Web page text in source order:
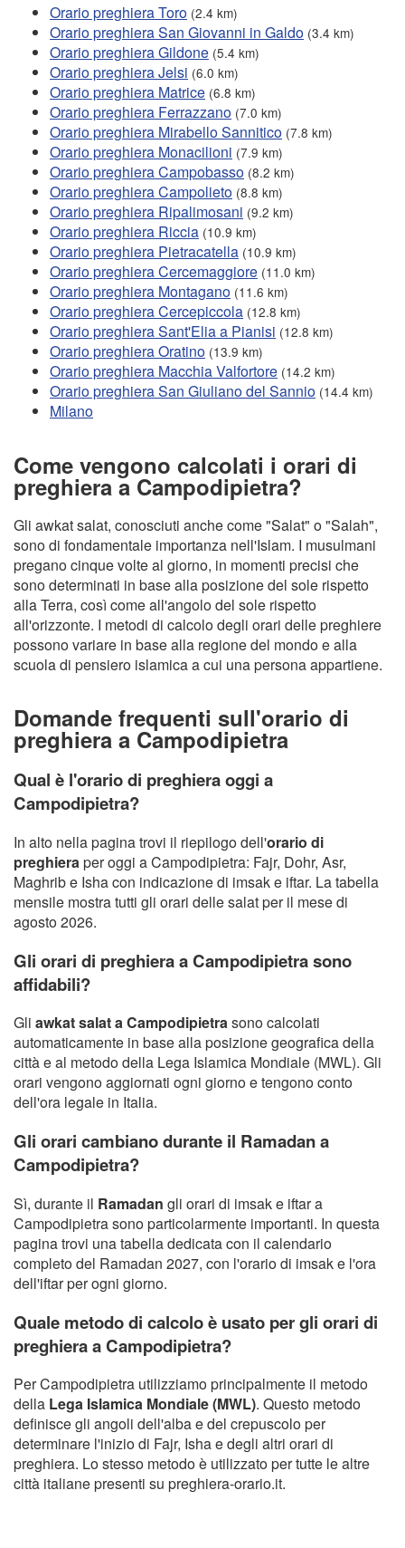
Orario preghiera Toro (2.4 km)
Orario preghiera San Giovanni in Galdo (3.4 km)
Orario preghiera Gildone (5.4 km)
Orario preghiera Jelsi (6.0 km)
Orario preghiera Matrice (6.8 km)
Orario preghiera Ferrazzano (7.0 km)
Orario preghiera Mirabello Sannitico (7.8 km)
Orario preghiera Monacilioni (7.9 km)
Orario preghiera Campobasso (8.2 km)
Orario preghiera Campolieto (8.8 km)
Orario preghiera Ripalimosani (9.2 km)
Orario preghiera Riccia (10.9 km)
Orario preghiera Pietracatella (10.9 km)
Orario preghiera Cercemaggiore (11.0 km)
Orario preghiera Montagano (11.6 km)
Orario preghiera Cercepiccola (12.8 km)
Orario preghiera Sant'Elia a Pianisi (12.8 km)
Orario preghiera Oratino (13.9 km)
Orario preghiera Macchia Valfortore (14.2 km)
Orario preghiera San Giuliano del Sannio (14.4 km)
Milano
Come vengono calcolati i orari di
preghiera a Campodipietra?
Gli awkat salat, conosciuti anche come "Salat" o "Salah",
sono di fondamentale importanza nell'Islam. I musulmani
pregano cinque volte al giorno, in momenti precisi che
sono determinati in base alla posizione del sole rispetto
alla Terra, così come all'angolo del sole rispetto
all'orizzonte. I metodi di calcolo degli orari delle preghiere
possono variare in base alla regione del mondo e alla
scuola di pensiero islamica a cui una persona appartiene.
Domande frequenti sull'orario di
preghiera a Campodipietra
Qual è l'orario di preghiera oggi a
Campodipietra?
In alto nella pagina trovi il riepilogo dell'orario di
preghieraper oggi a Campodipietra: Fajr, Dohr, Asr,
Maghrib e Isha con indicazione di imsak e iftar. La tabella
mensile mostra tutti gli orari delle salat per il mese di
agosto 2026.
Gli orari di preghiera a Campodipietra sono
affidabili?
Gli awkat salat a Campodipietrasono calcolati
automaticamente in base alla posizione geografica della
città e al metodo della Lega Islamica Mondiale (MWL). Gli
orari vengono aggiornati ogni giorno e tengono conto
dell'ora legale in Italia.
Gli orari cambiano durante il Ramadan a
Campodipietra?
Sì, durante il Ramadan gli orari di imsak e iftar a
Campodipietra sono particolarmente importanti. In questa
pagina trovi una tabella dedicata con il calendario
completo del Ramadan 2027, con l'orario di imsak e l'ora
dell'iftar per ogni giorno.
Quale metodo di calcolo è usato per gli orari di
preghiera a Campodipietra?
Per Campodipietra utilizziamo principalmente il metodo
della Lega Islamica Mondiale (MWL). Questo metodo
definisce gli angoli dell'alba e del crepuscolo per
determinare l'inizio di Fajr, Isha e degli altri orari di
preghiera. Lo stesso metodo è utilizzato per tutte le altre
città italiane presenti su preghiera-orario.it.